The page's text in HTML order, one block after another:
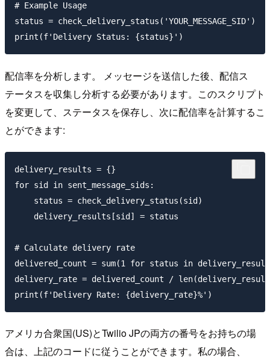
# Example Usage
status = check_delivery_status('YOUR_MESSAGE_SID')
配信率を分析します。 メッセージを送信した後、配信ス
テータスを収集し分析する必要があります。このスクリプト
を変更して、ステータスを保存し、次に配信率を計算するこ
とができます:
delivery_results = {}
for sid in sent_message_sids:
    status = check_delivery_status(sid)
    delivery_results[sid] = status
# Calculate delivery rate
delivered_count = sum(1 for status in
delivery_rate = delivered_count /
アメリカ合衆国(US)とTwilio JPの両方の番号をお持ちの場
合は、上記のコードに従うことができます。私の場合、